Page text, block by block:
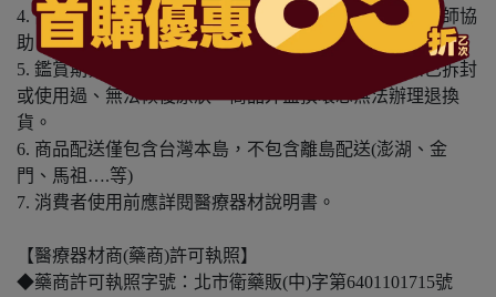
4. 商品使用後若出現不適或非預期反應，請尋求專業醫師協
助。
5. 鑑賞期非試用期，本產品屬於私人消耗性產品，如已拆封
或使用過、無法恢復原狀、商品外盒損壞恕無法辦理退換
貨。
6. 商品配送僅包含台灣本島，不包含離島配送(澎湖、金
門、馬祖….等)
7. 消費者使用前應詳閱醫療器材說明書。
【醫療器材商(藥商)許可執照】
◆藥商許可執照字號：北市衛藥販(中)字第6401101715號